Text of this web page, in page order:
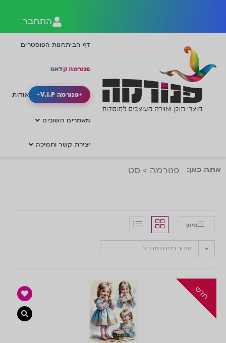
התחבר
דף הביתחנות הפוסטרים
פנורמה קלאס
פנורמה V.I.P אודות
מאמרים חשובים
יצירת קשר ותמיכה
אתה כאן: פנורמה > סט
סינון
סידור ברירת מחדל